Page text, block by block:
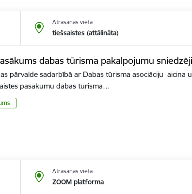
Atrašanās vieta
tiešsaistes (attālināta)
dabas tūrisma pakalpojumu
pārvalde sadarbībā ar Dabas tūrisma asociāciju aicina
pasākumu dabas tūrisma…
Atrašanās vieta
ZOOM platforma